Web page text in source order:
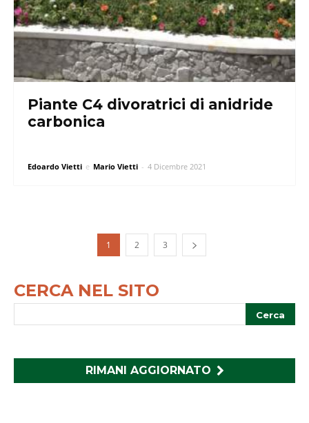
Piante C4 divoratrici di anidride
carbonica
Edoardo Vietti e Mario Vietti - 4 Dicembre 2021
1 2 3
CERCA NEL SITO
RIMANI AGGIORNATO